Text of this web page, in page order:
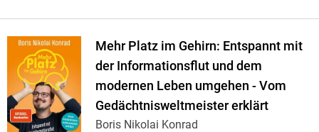
Mehr Platz im Gehirn: Entspannt mit
der Informationsflut und dem
modernen Leben umgehen - Vom
Gedächtnisweltmeister erklärt
Boris Nikolai Konrad